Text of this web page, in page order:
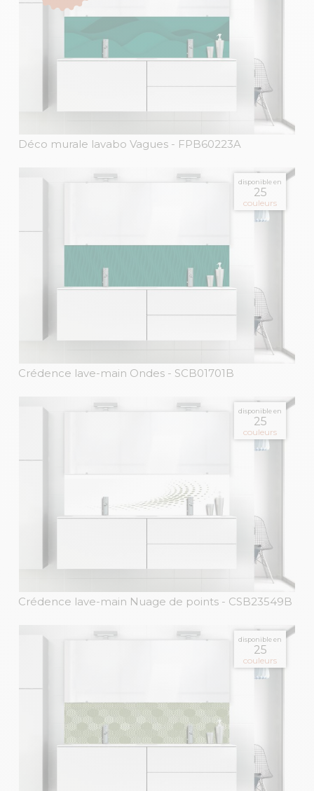
Déco murale lavabo Vagues - FPB60223A
disponible en
25
couleurs
Crédence lave-main Ondes - SCB01701B
disponible en
25
couleurs
Crédence lave-main Nuage de points - CSB23549B
disponible en
25
couleurs